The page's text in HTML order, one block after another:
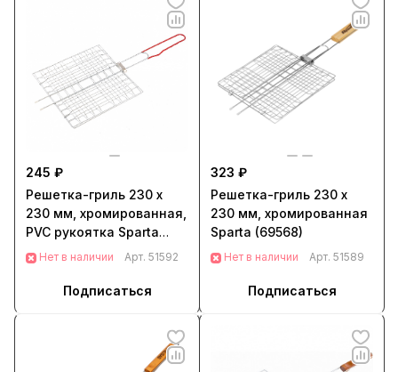
245 ₽
Решетка-гриль 230 x
230 мм, хромированная,
PVC рукоятка Sparta
(69635)
Нет в наличии Арт. 51592
Подписаться
323 ₽
Решетка-гриль 230 х
230 мм, хромированная
Sparta (69568)
Нет в наличии Арт. 51589
Подписаться